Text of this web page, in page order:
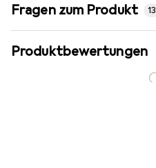
Fragen zum Produkt 13
Produktbewertungen